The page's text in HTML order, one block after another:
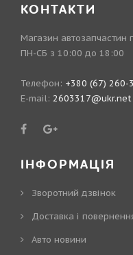
КОНТАКТИ
Магазин автозапчастин
ПН-СБ з 10:00 до 18:00
Телефон: +380 (67) 260-
E-mail: 2603317@ukr.net
ІНФОРМАЦІЯ
Зворотний дзвінок
Доставка і
Авто новини